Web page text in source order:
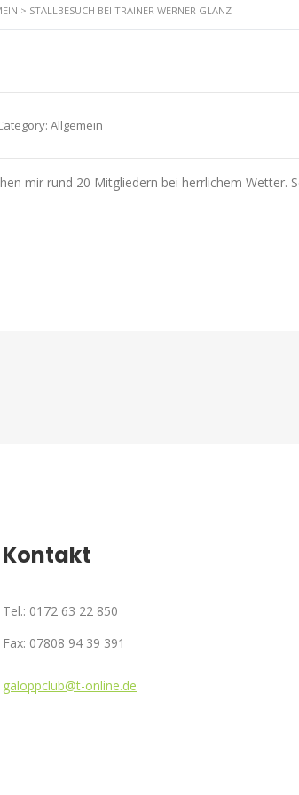
> STALLBESUCH BEI TRAINER WERNER GLANZ
Allgemein
mir rund 20 Mitgliedern bei herrlichem Wetter.
Kontakt
Tel.: 0172 63 22 850
Fax: 07808 94 39 391
galoppclub@t-online.de